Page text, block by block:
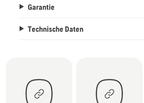
Garantie
Technische Daten